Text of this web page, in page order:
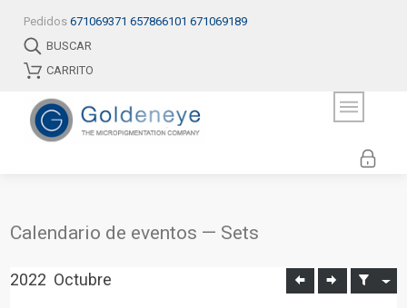
Pedidos 671069371 657866101 671069189
BUSCAR
CARRITO
Calendario de eventos — Sets
2022 Octubre